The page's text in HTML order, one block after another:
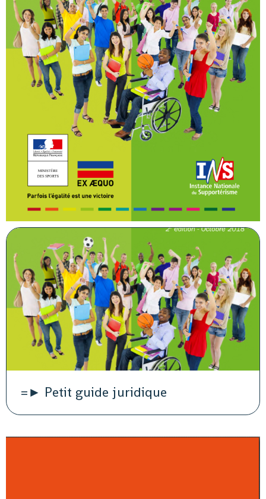
=► Petit guide juridique